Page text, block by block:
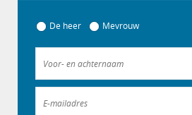
De heer Mevrouw